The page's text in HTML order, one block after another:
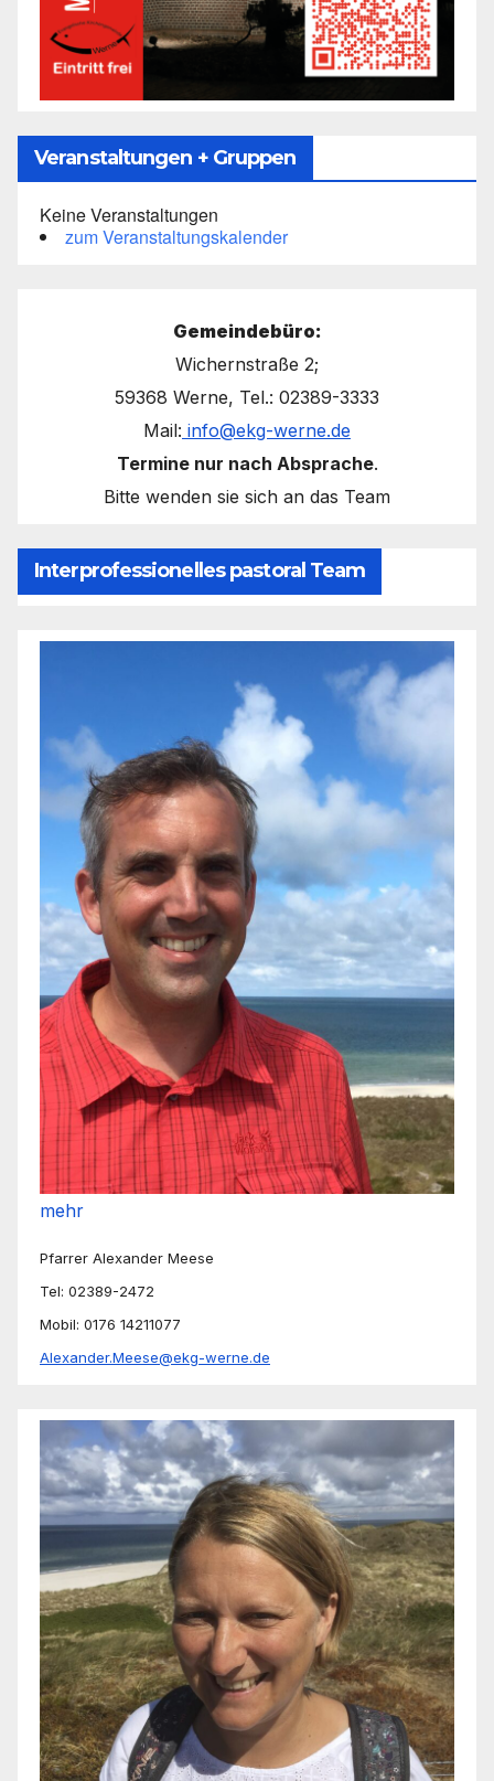
Veranstaltungen + Gruppen
Keine Veranstaltungen
zum Veranstaltungskalender
Gemeindebüro:
Wichernstraße 2;
59368 Werne, Tel.: 02389-3333
Mail: info@ekg-werne.de
Termine nur nach Absprache.
Bitte wenden sie sich an das Team
Interprofessionelles pastoral Team
mehr
Pfarrer Alexander Meese
Tel: 02389-2472
Mobil: 0176 14211077
Alexander.Meese@ekg-werne.de